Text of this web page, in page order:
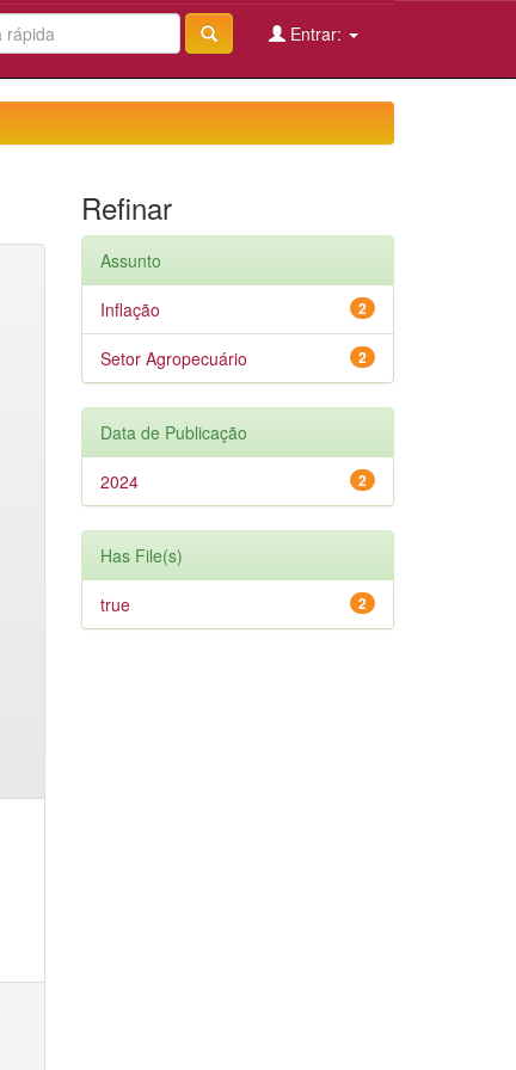
Entrar:
Refinar
Assunto
2
Inflação
2
Setor Agropecuário
Data de Publicação
2
2024
Has File(s)
2
true